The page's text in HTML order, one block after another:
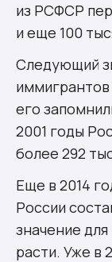
из РСФСР
и еще 100
Следующий
иммигрантов
его
2001 годы
более 292
Еще в 2014
России
значение
расти. Уже в